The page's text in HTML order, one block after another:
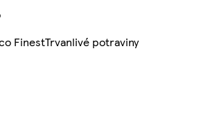
FinestTrvanlivé potraviny